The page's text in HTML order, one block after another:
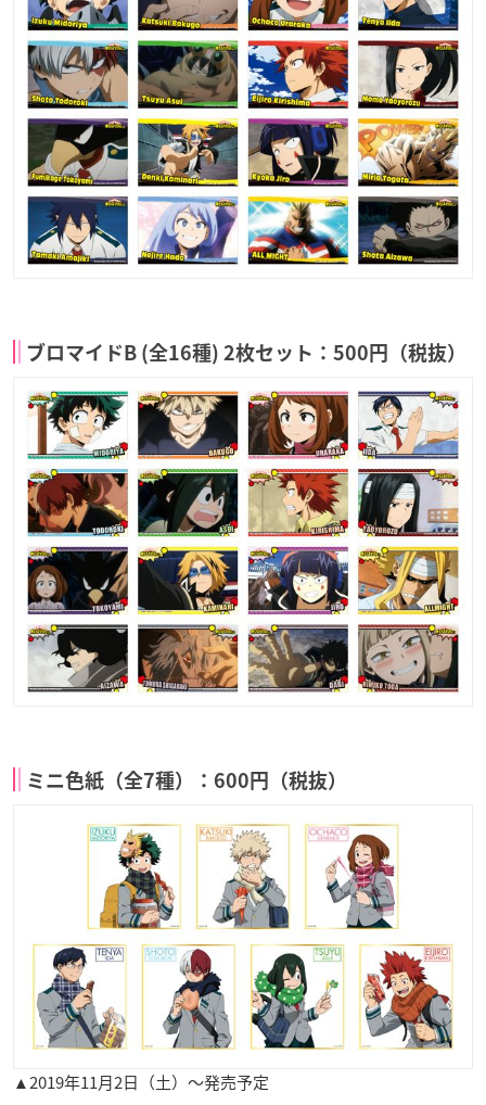
ブロマイドB (全16種) 2枚セット：500円（税抜）
ミニ色紙（全7種）：600円（税抜）
▲2019年11月2日（土）～発売予定